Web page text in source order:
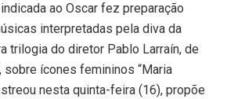
ao Oscar fez preparação
interpretadas pela diva da
trilogia do diretor Pablo Larraín, de
sobre ícones femininos “Maria
nesta quinta-feira (16), propõe